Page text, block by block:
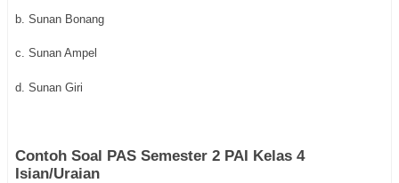
b. Sunan Bonang
c. Sunan Ampel
d. Sunan Giri
Contoh Soal PAS Semester 2 PAI Kelas 4
Isian/Uraian